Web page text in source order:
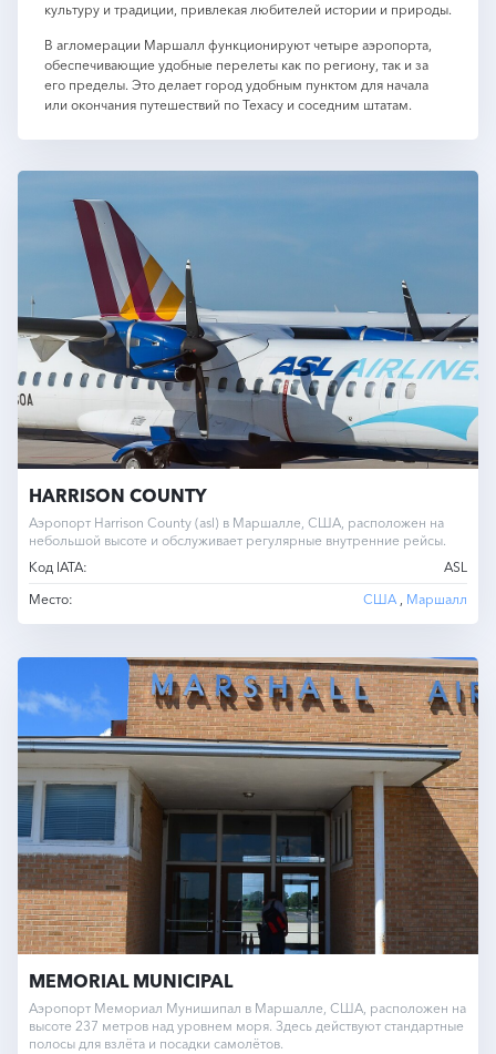
культуру и традиции, привлекая любителей истории и природы.
В агломерации Маршалл функционируют четыре аэропорта,
обеспечивающие удобные перелеты как по региону, так и за
его пределы. Это делает город удобным пунктом для начала
или окончания путешествий по Техасу и соседним штатам.
HARRISON COUNTY
Аэропорт Harrison County (asl) в Маршалле, США, расположен на
небольшой высоте и обслуживает регулярные внутренние рейсы.
Код IATA:
ASL
Место:
США Маршалл
MEMORIAL MUNICIPAL
Аэропорт Мемориал Мунишипал в Маршалле, США, расположен на
высоте 237 метров над уровнем моря. Здесь действуют стандартные
полосы для взлёта и посадки самолётов.